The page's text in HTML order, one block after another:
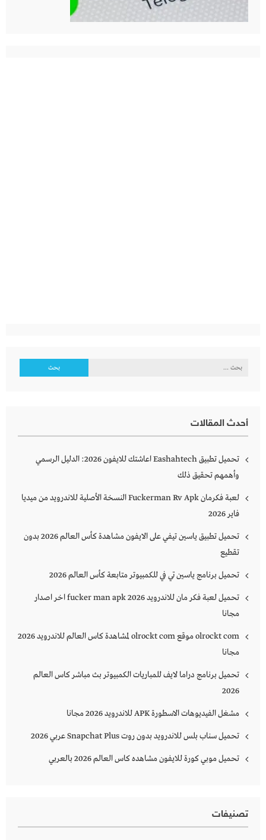
البحث
أحدث المقالات
تحميل تطبيق Eashahtech اعاشتك للايفون 2026: الدليل الرسمي
وأهمهم تحقيق ذلك
لعبة فكرمان Fuckerman Rv Apk النسخة الأصلية للاندرويد من ميديا
فاير 2026
تحميل تطبيق ياسين تيفي على الايفون مشاهدة كأس العالم 2026 بدون
تقطيع
تحميل برنامج ياسين تي في للكمبيوتر متابعة كأس العالم 2026
تحميل لعبة فكر مان للاندرويد 2026 fucker man apk اخر اصدار
مجانا
olrockt com موقع olrockt com لمشاهدة كاس العالم للاندرويد 2026
مجانا
تحميل برنامج دراما لايف للمباريات الكمبيوتر بث مباشر كاس العالم
2026
مشغل الفيديوهات الاسطورة APK للاندرويد 2026 مجانا
تحميل سناب بلس للاندرويد بدون روت Snapchat Plus‏ عربي 2026
تحميل موبي كورة للايفون مشاهده كاس العالم 2026 بالعربي
تصنيفات